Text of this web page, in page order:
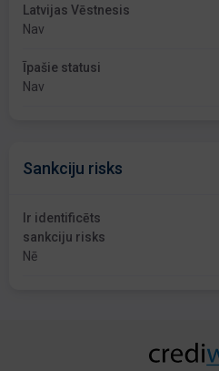
Latvijas Vēstnesis
Nav
Īpašie statusi
Nav
Sankciju risks
Ir identificēts
sankciju risks
Nē